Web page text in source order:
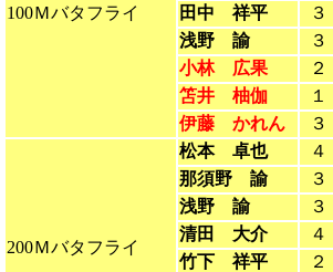
100Ｍバタフライ
田中 祥平
３
浅野 諭
３
小林 広果
２
笘井 柚伽
１
伊藤 かれん
３
200Ｍバタフライ
松本 卓也 ４
那須野 諭
３
浅野 諭
３
清田 大介
４
竹下 祥平
２